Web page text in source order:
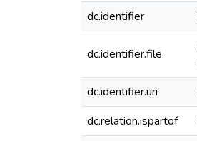
dc.identifier
dc.identifier.file
dc.identifier.uri
dc.relation.ispartof